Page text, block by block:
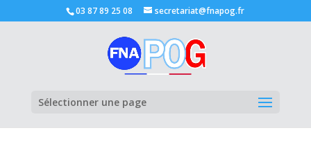
03 87 89 25 08 secretariat@fnapog.fr
Sélectionner une page